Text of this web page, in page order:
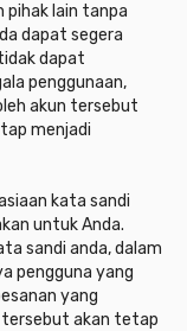
pihak lain tanpa
dapat segera
dapat
penggunaan,
akun tersebut
menjadi
kata sandi
untuk Anda.
sandi anda, dalam
pengguna yang
yang
tersebut akan tetap